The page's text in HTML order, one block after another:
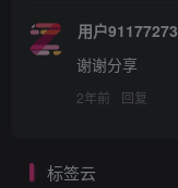
用户91177273
谢谢分享
2年前 回复
标签云